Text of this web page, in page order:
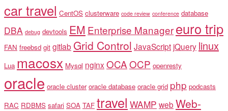
car travel CentOS clusterware code review conference database
DBA debug devtools EM Enterprise Managereuro trip
FAN freebsd git gitlab Grid Control JavaScript jQuery linux
Lua macosx Mysql nginx OCAOCP openresty
oracle oracle cluster oracle database oracle grid php podcasts
RAC RDBMS safari SOA TAF travel WAMP web Web-